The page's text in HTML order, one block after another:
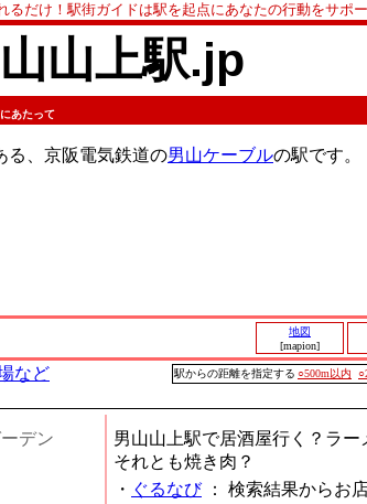
だけ！駅街ガイドは駅を起点にあなたの行動をサポー
山上駅.jp
あたって
る、京阪電気鉄道の男山ケーブルの駅です。
地図
[mapion]
など 駅からの距離を指定する ○500m以内
デン
男山山上駅で居酒屋行く？ラー
それとも焼き肉？
・ ぐるなび： 検索結果からお